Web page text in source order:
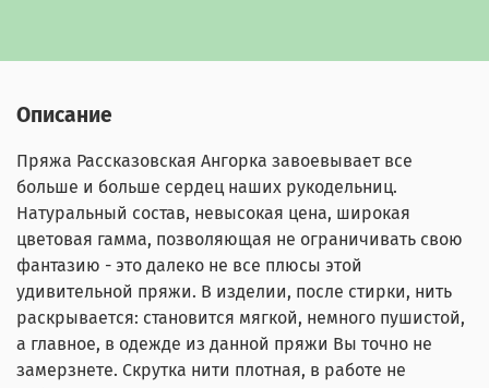
Описание
Пряжа Рассказовская Ангорка завоевывает все
больше и больше сердец наших рукодельниц.
Натуральный состав, невысокая цена, широкая
цветовая гамма, позволяющая не ограничивать свою
фантазию - это далеко не все плюсы этой
удивительной пряжи. В изделии, после стирки, нить
раскрывается: становится мягкой, немного пушистой,
а главное, в одежде из данной пряжи Вы точно не
замерзнете. Скрутка нити плотная, в работе не